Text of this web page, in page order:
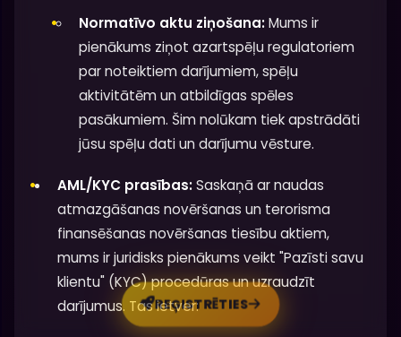
Normatīvo aktu ziņošana:Mums ir
pienākums ziņot azartspēļu regulatoriem
par noteiktiem darījumiem, spēļu
aktivitātēm un atbildīgas spēles
pasākumiem. Šim nolūkam tiek apstrādāti
jūsu spēļu dati un darījumu vēsture.
AML/KYC prasības:Saskaņā ar naudas
atmazgāšanas novēršanas un terorisma
finansēšanas novēršanas tiesību aktiem,
mums ir juridisks pienākums veikt "Pazīsti savu
klientu" (KYC) procedūras un uzraudzīt
darījumus. Tas ietver:REĢISTRĒTIES